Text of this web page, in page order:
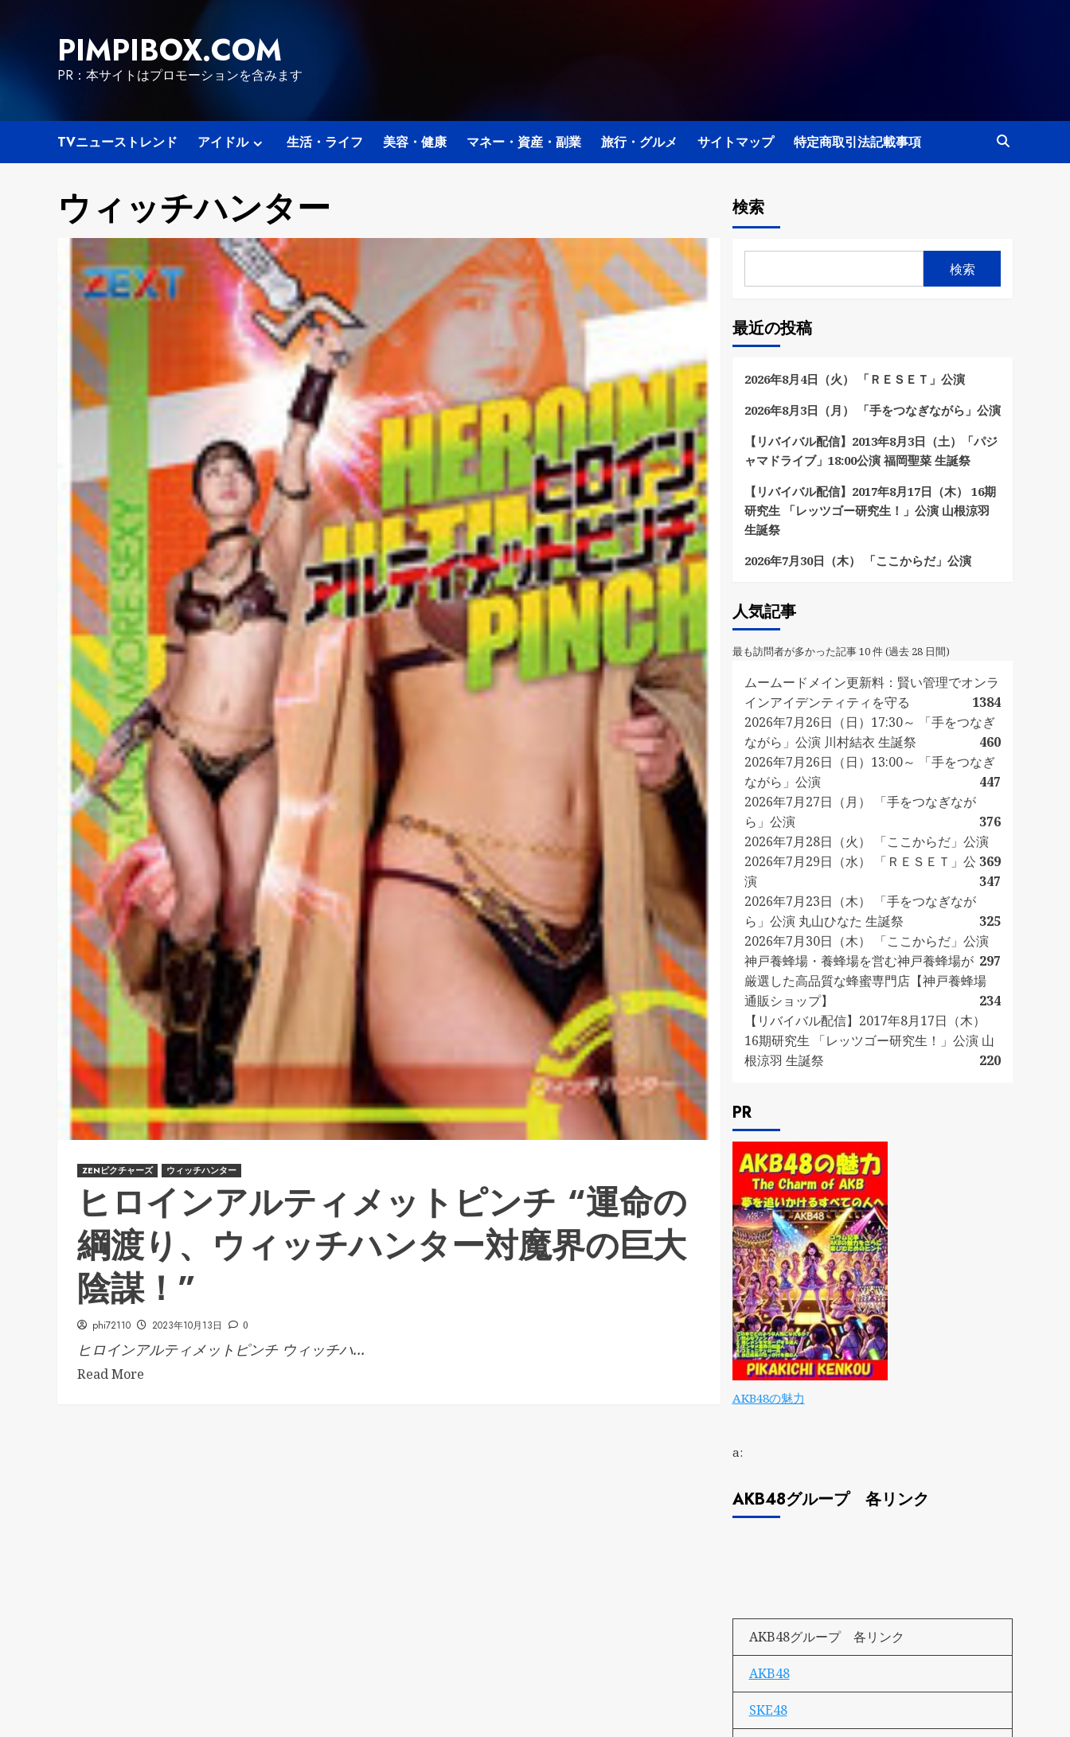
PIMPIBOX.COM
PR：本サイトはプロモーションを含みます
TVニューストレンド アイドル 生活・ライフ 美容・健康 マネー・資産・副業 旅行・グルメ サイトマップ 特定商取引法記載事項
ウィッチハンター
ZENピクチャーズ ウィッチハンター
ヒロインアルティメットピンチ “運命の
綱渡り、ウィッチハンター対魔界の巨大
陰謀！”
phi72110 2023年10月13日 0
ヒロインアルティメットピンチ ウィッチハ...
Read More
検索
検索
最近の投稿
2026年8月4日（火） 「ＲＥＳＥＴ」公演
2026年8月3日（月） 「手をつなぎながら」公演
【リバイバル配信】2013年8月3日（土）「パジ
ャマドライブ」18:00公演 福岡聖菜 生誕祭
【リバイバル配信】2017年8月17日（木） 16期
研究生 「レッツゴー研究生！」公演 山根涼羽
生誕祭
2026年7月30日（木） 「ここからだ」公演
人気記事
最も訪問者が多かった記事 10 件 (過去 28 日間)
ムームードメイン更新料：賢い管理でオンラ
インアイデンティティを守る
1384
2026年7月26日（日）17:30～ 「手をつなぎ
ながら」公演 川村結衣 生誕祭
460
2026年7月26日（日）13:00～ 「手をつなぎ
ながら」公演
447
2026年7月27日（月） 「手をつなぎなが
ら」公演
376
2026年7月28日（火） 「ここからだ」公演
369
2026年7月29日（水） 「ＲＥＳＥＴ」公
演
347
2026年7月23日（木） 「手をつなぎなが
ら」公演 丸山ひなた 生誕祭
325
2026年7月30日（木） 「ここからだ」公演
297
神戸養蜂場・養蜂場を営む神戸養蜂場が
厳選した高品質な蜂蜜専門店【神戸養蜂場
通販ショップ】
234
【リバイバル配信】2017年8月17日（木）
16期研究生 「レッツゴー研究生！」公演 山
根涼羽 生誕祭
220
PR
AKB48の魅力
a:
AKB48グループ 各リンク
AKB48グループ 各リンク
AKB48
SKE48